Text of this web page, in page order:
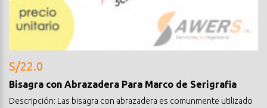
S/22.0
Bisagra con Abrazadera Para Marco de Serigrafia
Descripción: Las bisagra con abrazadera es comunmente utilizado